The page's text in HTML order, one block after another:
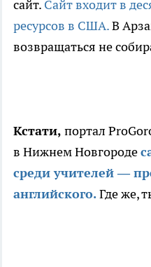
сайт. Сайт входит в
ресурсов в США.В
возвращаться не
Кстати, портал
в Нижнем Новгороде
среди учителей —
английского. Где же,